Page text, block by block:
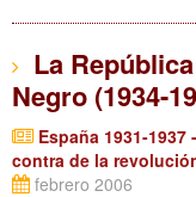
La
Negro (1934-
España 1931-1937
contra de la
febrero 2006